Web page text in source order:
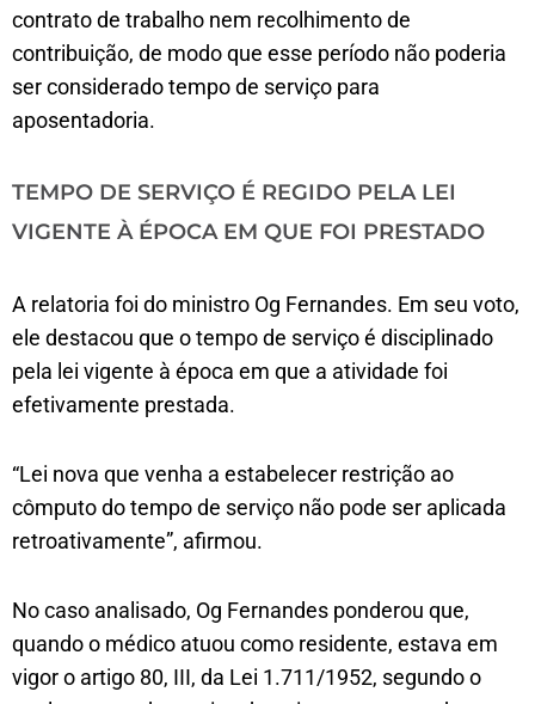
contrato de trabalho nem recolhimento de
contribuição, de modo que esse período não poderia
ser considerado tempo de serviço para
aposentadoria.
TEMPO DE SERVIÇO É REGIDO PELA LEI
VIGENTE À ÉPOCA EM QUE FOI PRESTADO
A relatoria foi do ministro Og Fernandes. Em seu voto,
ele destacou que o tempo de serviço é disciplinado
pela lei vigente à época em que a atividade foi
efetivamente prestada.
“Lei nova que venha a estabelecer restrição ao
cômputo do tempo de serviço não pode ser aplicada
retroativamente”, afirmou.
No caso analisado, Og Fernandes ponderou que,
quando o médico atuou como residente, estava em
vigor o artigo 80, III, da Lei 1.711/1952, segundo o